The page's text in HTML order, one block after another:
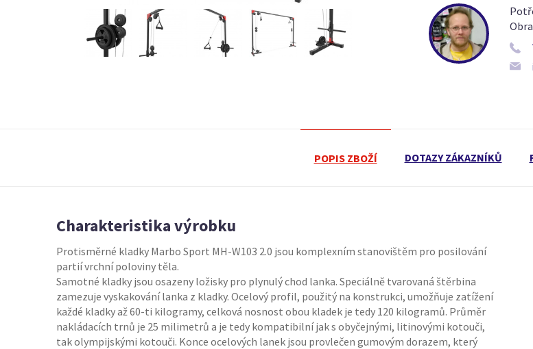
POPIS ZBOŽÍ DOTAZY ZÁKAZNÍKŮ
Charakteristika výrobku
Protisměrné kladky Marbo Sport MH-W103 2.0 jsou komplexním stanovištěm pro posilování
partií vrchní poloviny těla.
Samotné kladky jsou osazeny ložisky pro plynulý chod lanka. Speciálně tvarovaná štěrbina
zamezuje vyskakování lanka z kladky. Ocelový profil, použitý na konstrukci, umožňuje zatížení
každé kladky až 60-ti kilogramy, celková nosnost obou kladek je tedy 120 kilogramů. Průměr
nakládacích trnů je 25 milimetrů a je tedy kompatibilní jak s obyčejnými, litinovými kotouči,
tak olympijskými kotouči. Konce ocelových lanek jsou provlečen gumovým dorazem, který